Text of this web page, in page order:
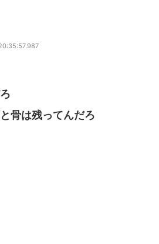
骨は残ってんだろ